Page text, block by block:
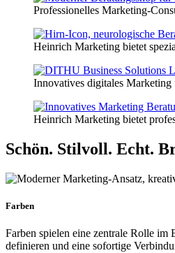
Professionelles Marketing-
Heinrich Marketing bietet
Innovatives digitales
Heinrich Marketing bietet
Schön. Stilvoll. Echt.
Farben
Farben spielen eine zentrale Rolle
definieren und eine sofortige